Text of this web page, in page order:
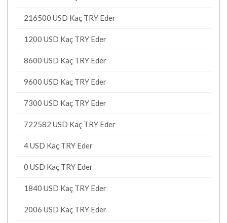
216500 USD Kaç TRY Eder
1200 USD Kaç TRY Eder
8600 USD Kaç TRY Eder
9600 USD Kaç TRY Eder
7300 USD Kaç TRY Eder
722582 USD Kaç TRY Eder
4 USD Kaç TRY Eder
0 USD Kaç TRY Eder
1840 USD Kaç TRY Eder
2006 USD Kaç TRY Eder